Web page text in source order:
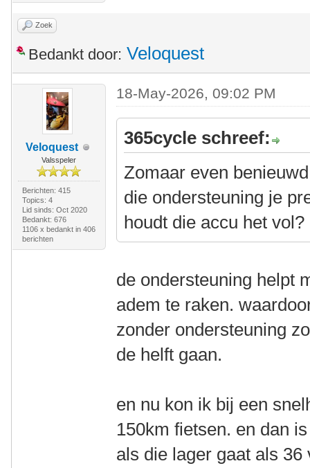
Zoek
Bedankt door: Veloquest
Veloquest
Valsspeler
Berichten: 415
Topics: 4
Lid sinds: Oct 2020
Bedankt: 676
1106 x bedankt in 406
berichten
18-May-2026, 09:02 PM
365cycle schreef:
Zomaar even
die ondersteuning je
houdt die accu het vol?
de ondersteuning helpt
adem te raken.
zonder ondersteuning
de helft gaan.
en nu kon ik bij een
150km fietsen. en dan
als die lager gaat als